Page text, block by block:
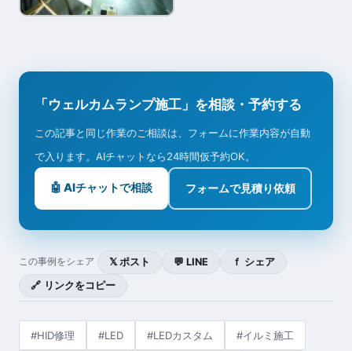
「ウェルカムランプ施工」を相談・予約する
この記事と同じ作業のご相談は、フォームに作業内容が自動
で入ります。AIチャットなら24時間仮予約OK。
🤖 AIチャットで相談 フォームで見積り依頼
この事例をシェア 𝕏 ポスト 💬 LINE
ｆ シェア
🔗 リンクをコピー
#HID修理 #LED #LEDカスタム #イルミ施工